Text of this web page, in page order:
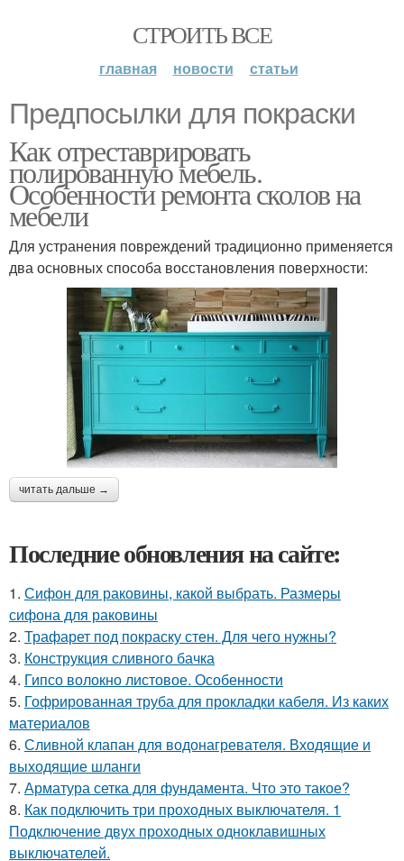
СТРОИТЬ ВСЕ
главная новости статьи
Предпосылки для покраски
Как отреставрировать
полированную мебель.
Особенности ремонта сколов на
мебели
Для устранения повреждений традиционно применяется
два основных способа восстановления поверхности:
читать дальше →
Последние обновления на сайте:
1. Сифон для раковины, какой выбрать. Размеры
сифона для раковины
2. Трафарет под покраску стен. Для чего нужны?
3. Конструкция сливного бачка
4. Гипсо волокно листовое. Особенности
5. Гофрированная труба для прокладки кабеля. Из каких
материалов
6. Сливной клапан для водонагревателя. Входящие и
выходящие шланги
7. Арматура сетка для фундамента. Что это такое?
8. Как подключить три проходных выключателя. 1
Подключение двух проходных одноклавишных
выключателей.